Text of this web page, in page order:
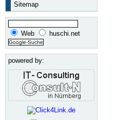
Sitemap
Web huschi.net
powered by: